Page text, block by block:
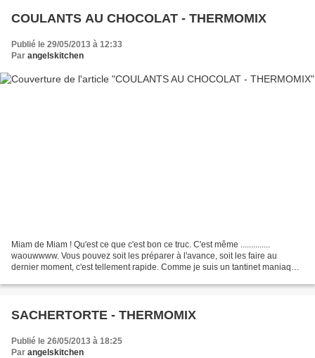
COULANTS AU CHOCOLAT - THERMOMIX
Publié le 29/05/2013 à 12:33
Par angelskitchen
Miam de Miam ! Qu'est ce que c'est bon ce truc. C'est même ..............
waouwwww. Vous pouvez soit les préparer à l'avance, soit les faire au
dernier moment, c'est tellement rapide. Comme je suis un tantinet maniaque
SACHERTORTE - THERMOMIX
Publié le 26/05/2013 à 18:25
Par angelskitchen